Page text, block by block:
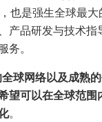
也是强生全球最
产品研发与技术
。
球网络以及成熟
望可以在全球范
。